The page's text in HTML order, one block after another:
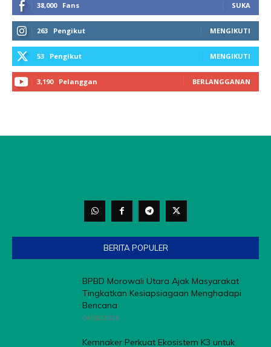
38,000 Fans SUKA
263 Pengikut MENGIKUTI
53 Pengikut MENGIKUTI
3,190 Pelanggan BERLANGGANAN
BERITA POPULER
BPBD Morowali Utara Ajak Masyarakat
Tingkatkan Kesiapsiagaan Menghadapi
Bencana
04/08/2026
Kemnaker Perkuat Ekosistem K3 untuk